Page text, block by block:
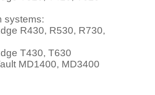
systems:
R430, R530, R730,
T430, T630
MD1400, MD3400